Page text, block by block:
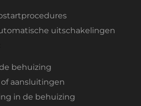
uitschakelingen
behuizing
of aansluitingen
in de behuizing